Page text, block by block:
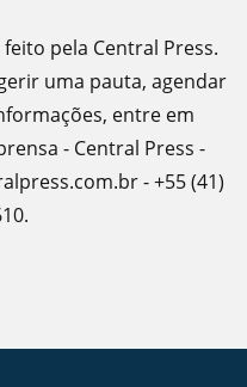
pela Central Press.
uma pauta, agendar
entre em
- Central Press -
- +55 (41)